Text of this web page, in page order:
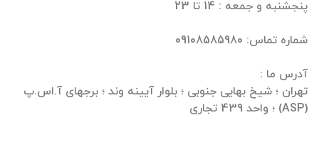
تهران ؛ شیخ بهایی جنوبی ؛ بلوار آیینه وند ؛ برجهای آ.اس.پ
(ASP) ؛ واحد 439 تجاری